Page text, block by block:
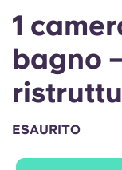
1
bagno
ESAURITO